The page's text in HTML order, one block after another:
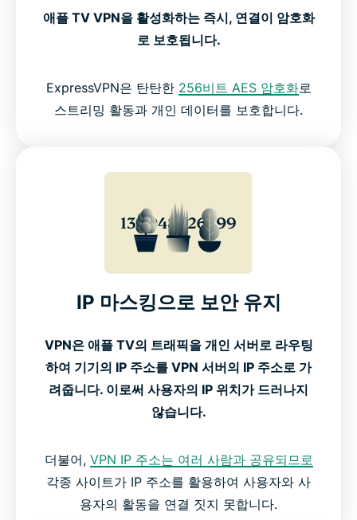
애플 TV 무료 VPN vs 프리미엄 VPN
ExpressVPN에 대한 사용자 평가
애플 TV VPN을 활성화하는 즉시, 연결이 암호화
로 보호됩니다.
ExpressVPN은 탄탄한 256비트 AES 암호화로
스트리밍 활동과 개인 데이터를 보호합니다.
IP 마스킹으로 보안 유지
VPN은 애플 TV의 트래픽을 개인 서버로 라우팅
하여 기기의 IP 주소를 VPN 서버의 IP 주소로 가
려줍니다. 이로써 사용자의 IP 위치가 드러나지
않습니다.
더불어, VPN IP 주소는 여러 사람과 공유되므로
각종 사이트가 IP 주소를 활용하여 사용자와 사
용자의 활동을 연결 짓지 못합니다.